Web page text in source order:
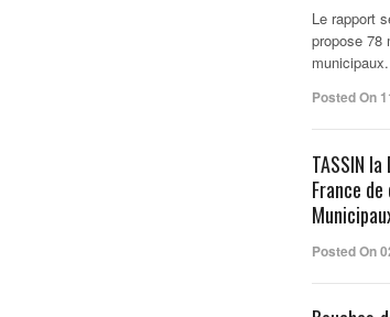
Le rapport
propose 78
Posted On
TASSIN la
France
Posted On